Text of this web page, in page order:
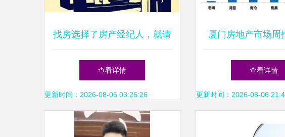
找房选择了房产经纪人，就请
尊重他们的专业服务
查看详情
更新时间：2026-08-06 03:26:26
厦门房地产市场周
经纪服务动态与
查看详情
更新时间：2026-08-06